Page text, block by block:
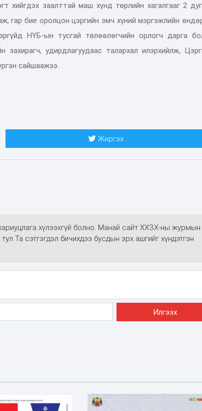
хийгдэх заалттай маш хүнд төрлийн хагалгааг 2
гар бие оролцон цэргийн эмч хүний мэргэжлийн
НҮБ-ын тусгай төлөөлөгчийн орлогч дарга
захирагч, удирдлагуудаас талархал илэрхийлж,
сайшаажээ.
Жиргэх
хүлээхгүй болно. Манай сайт ХХЗХ-ны журмын
Та сэтгэгдэл бичихдээ бусдын эрх ашгийг хүндэтгэн